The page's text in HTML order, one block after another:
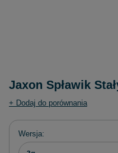
Jaxon Spławik
+ Dodaj do porównania
Wersja